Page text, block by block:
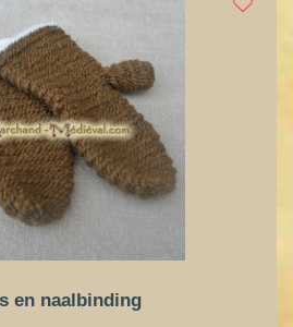
en naalbinding